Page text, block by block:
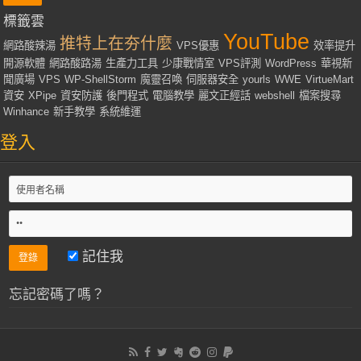
標籤雲
網路酸辣湯 推特上在夯什麼 VPS優惠 YouTube 效率提升
開源軟體 網路酸路湯 生產力工具 少康戰情室 VPS評測 WordPress 華視新
聞廣場 VPS WP-ShellStorm 魔靈召喚 伺服器安全 yourls WWE VirtueMart
資安 XPipe 資安防護 後門程式 電腦教學 麗文正經話 webshell
檔案搜尋
Winhance 新手教學 系統維運
登入
記住我
忘記密碼了嗎？